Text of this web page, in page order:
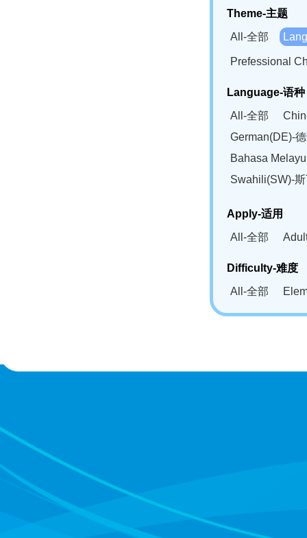
Theme-主题
All-全部
Prefessional
Language-语种
All-全部
German(DE)-
Bahasa
Swahili(SW)-
Apply-适用
All-全部
Difficulty-难度
All-全部